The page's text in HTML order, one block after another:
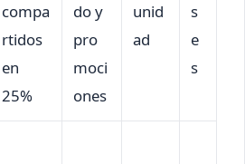
compa
rtidos
en
25%
do y
pro
moci
ones
unid
ad
s
e
s